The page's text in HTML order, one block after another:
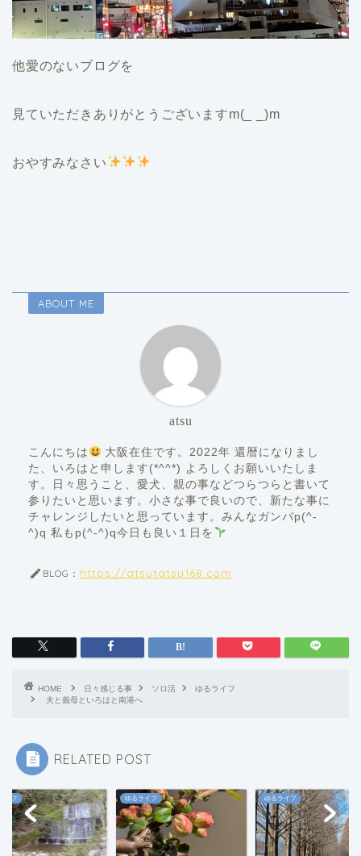
他愛のないブログを
見ていただきありがとうございますm(_ _)m
おやすみなさい
ABOUT ME
atsu
こんにちは
大阪在住です。2022年 還暦になりまし
た、いろはと申します(*^^*) よろしくお願いいたしま
す。日々思うこと、愛犬、親の事などつらつらと書いて
参りたいと思います。小さな事で良いので、新たな事に
チャレンジしたいと思っています。みんなガンバp(^-
^)q 私もp(^-^)q今日も良い１日を
BLOG： https://atsutatsu168.com
HOME 日々感じる事 ソロ活
ゆるライフ
夫と義母といろはと南港へ
RELATED POST
イフ ゆるライフ ゆるライフ